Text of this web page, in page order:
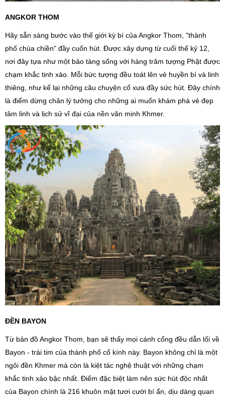
ANGKOR THOM
Hãy sẵn sàng bước vào thế giới kỳ bí của Angkor Thom, "thành
phố chùa chiền" đầy cuốn hút. Được xây dựng từ cuối thế kỷ 12,
nơi đây tựa như một bảo tàng sống với hàng trăm tượng Phật được
chạm khắc tinh xảo. Mỗi bức tượng đều toát lên vẻ huyền bí và linh
thiêng, như kể lại những câu chuyện cổ xưa đầy sức hút. Đây chính
là điểm dừng chân lý tưởng cho những ai muốn khám phá vẻ đẹp
tâm linh và lịch sử vĩ đại của nền văn minh Khmer.
ĐỀN BAYON
Từ bản đồ Angkor Thom, bạn sẽ thấy mọi cánh cổng đều dẫn lối về
Bayon - trái tim của thành phố cổ kính này. Bayon không chỉ là một
ngôi đền Khmer mà còn là kiệt tác nghệ thuật với những chạm
khắc tinh xảo bậc nhất. Điểm đặc biệt làm nên sức hút độc nhất
của Bayon chính là 216 khuôn mặt tươi cười bí ẩn, dịu dàng quan